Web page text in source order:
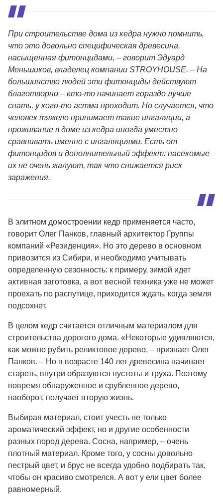
При строительстве дома из кедра нужно помнить,
что это довольно специфическая древесина,
насыщенная фитонцидами, – говорит Эдуард
Меньшиков, владелец компании STROYHOUSE. – На
большинство людей эти фитонциды действуют
благотворно – кто-то начинает гораздо лучше
спать, у кого-то астма проходит. Но случается, что
человек тяжело принимает такие ингаляции, а
проживание в доме из кедра иногда уместно
сравнивать именно с ингаляциями. Есть от
фитонцидов и дополнительный эффект: насекомые
их не очень жалуют, так что снижается риск
заражения.
В элитном домостроении кедр применяется часто,
говорит Олег Панков, главный архитектор Группы
компаний «Резиденция». Но это дерево в основном
привозится из Сибири, и необходимо учитывать
определенную сезонность: к примеру, зимой идет
активная заготовка, а вот весной техника уже не может
проехать по распутице, приходится ждать, когда земля
подсохнет.
В целом кедр считается отличным материалом для
строительства дорогого дома. «Некоторые удивляются,
как можно рубить реликтовое дерево, – признает Олег
Панков. – Но в возрасте 140 лет древесина начинает
стареть, внутри образуются пустоты и труха. Поэтому
вовремя обнаруженное и срубленное дерево,
наоборот, получает вторую жизнь.
Выбирая материал, стоит учесть не только
ароматический эффект, но и другие особенности
разных пород дерева. Сосна, например, – очень
плотный материал. Кроме того, у сосны довольно
пестрый цвет, и брус не всегда удобно подбирать так,
чтобы он красиво смотрелся. А вот у ели цвет более
равномерный.